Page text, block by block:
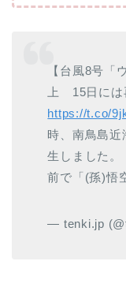
【台風8号
上 15日には
https://t.co/
時、南鳥島近
生しました。
前で「(孫)悟
— tenki.jp